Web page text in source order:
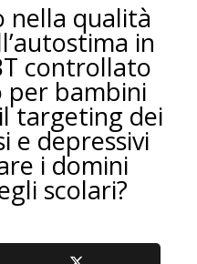
nella qualità
in
controllato
per bambini
targeting dei
e depressivi
i domini
scolari?